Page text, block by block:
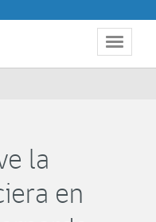
Toggle
la
en